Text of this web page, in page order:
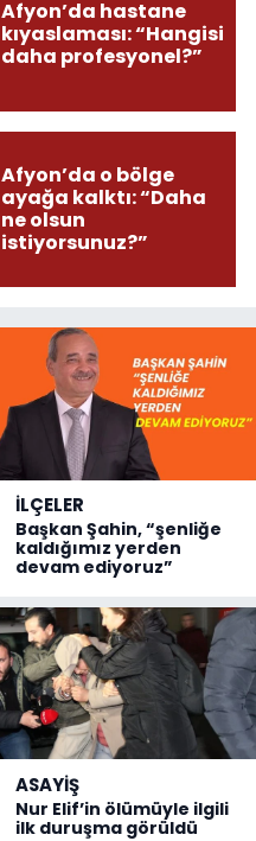
Afyon’da hastane
kıyaslaması: “Hangisi
daha profesyonel?”
Afyon’da o bölge
ayağa kalktı: “Daha
ne olsun
istiyorsunuz?”
İLÇELER
Başkan Şahin, “şenliğe
kaldığımız yerden
devam ediyoruz”
ASAYİŞ
Nur Elif’in ölümüyle ilgili
ilk duruşma görüldü